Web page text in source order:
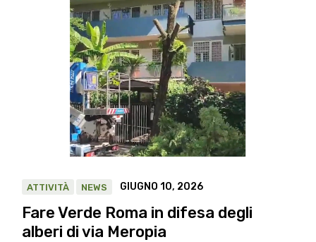
ATTIVITÀ NEWS GIUGNO 10, 2026
Fare Verde Roma in difesa degli
alberi di via Meropia